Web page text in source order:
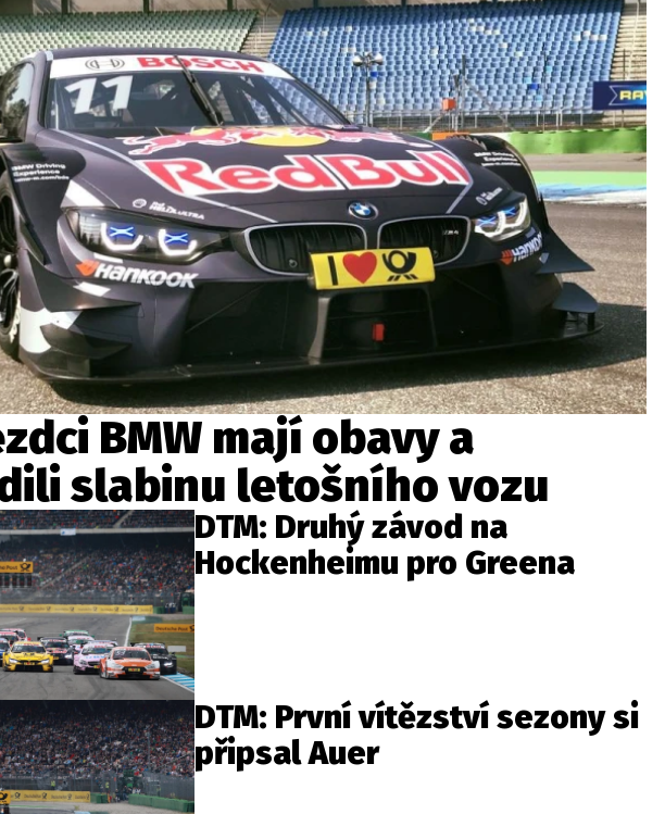
kodex Kontakt Vydavatel Inzerce Osobní údaje / Cookies
serveru autoroad.cz je INCORP MEDIA GROUP s.r.o., IČ: 118 23 054
BMW mají obavy a
slabinu letošního vozu
DTM: Druhý závod na
Hockenheimu pro Greena
DTM: První vítězství sezony si
připsal Auer